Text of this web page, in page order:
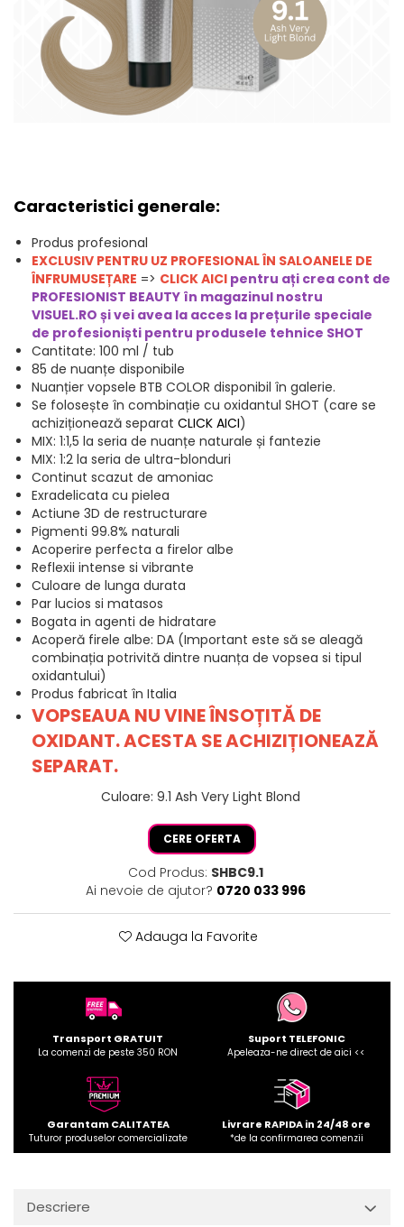
Caracteristici generale:
Produs profesional
EXCLUSIV PENTRU UZ PROFESIONAL ÎN SALOANELE DE
ÎNFRUMUSEȚARE => CLICK AICI pentru ați crea cont de
PROFESIONIST BEAUTY în magazinul nostru
VISUEL.RO și vei avea la acces la prețurile speciale
de profesioniști pentru produsele tehnice SHOT
Cantitate: 100 ml / tub
85 de nuanțe disponibile
Nuanțier vopsele BTB COLOR disponibil în galerie.
Se folosește în combinație cu oxidantul SHOT (care se
achiziționează separat CLICK AICI)
MIX: 1:1,5 la seria de nuanțe naturale și fantezie
MIX: 1:2 la seria de ultra-blonduri
Continut scazut de amoniac
Exradelicata cu pielea
Actiune 3D de restructurare
Pigmenti 99.8% naturali
Acoperire perfecta a firelor albe
Reflexii intense si vibrante
Culoare de lunga durata
Par lucios si matasos
Bogata in agenti de hidratare
Acoperă firele albe: DA (Important este să se aleagă
combinația potrivită dintre nuanța de vopsea si tipul
oxidantului)
Produs fabricat în Italia
VOPSEAUA NU VINE ÎNSOȚITĂ DE
OXIDANT. ACESTA SE ACHIZIȚIONEAZĂ
SEPARAT.
Culoare: 9.1 Ash Very Light Blond
CERE OFERTA
Cod Produs: SHBC9.1
Ai nevoie de ajutor? 0720 033 996
Adauga la Favorite
Transport GRATUIT
La comenzi de peste 350 RON
Suport TELEFONIC
Apeleaza-ne direct de aici <<
Garantam CALITATEA
Tuturor produselor comercializate
Livrare RAPIDA in 24/48 ore
*de la confirmarea comenzii
Descriere